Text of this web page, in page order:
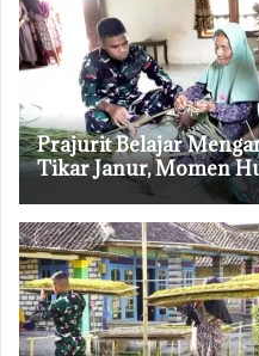
‎Prajurit Belajar
Tikar Janur, Momen
TMMD ke-129